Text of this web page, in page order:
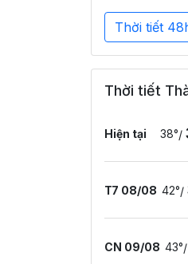
Thời tiết
Thời tiết
Hiện tại 38°/
T7 08/08 42°/
CN 09/08 43°/